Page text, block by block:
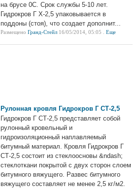
на брусе 0С. Срок службы 5-10 лет.
Гидрокров Г Х-2,5 упаковывается в
поддоны (стоя), что создает дополнит...
Размещено Гранд-Стейл 16/05/2014, 05:05 . Еще
Рулонная кровля Гидрокров Г СТ-2,5
Гидрокров Г СТ-2,5 представляет собой
рулонный кровельный и
гидроизоляционный наплавляемый
битумный материал. Кровля Гидрокров Г
СТ-2,5 состоит из стеклоосновы &ndash;
стеклоткани покрытой с двух сторон слоем
битумного вяжущего. Развес битумного
вяжущего составляет не менее 2,5 кг/м2.